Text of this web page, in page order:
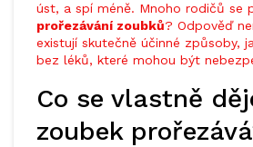
úst, a spí méně. Mnoho rodičů se
prořezávání zoubků? Odpověď
existují skutečně účinné způsoby,
bez léků, které mohou být
Co se vlastně
zoubek